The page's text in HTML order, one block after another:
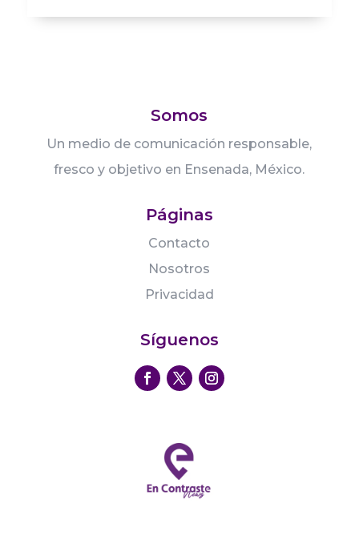
Somos
Un medio de comunicación responsable,
fresco y objetivo en Ensenada, México.
Páginas
Contacto
Nosotros
Privacidad
Síguenos